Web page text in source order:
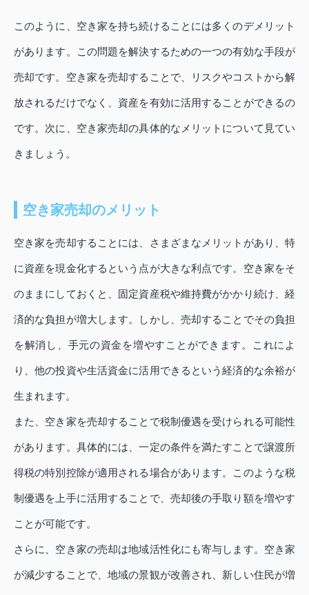
このように、空き家を持ち続けることには多くのデメリット
があります。この問題を解決するための一つの有効な手段が
売却です。空き家を売却することで、リスクやコストから解
放されるだけでなく、資産を有効に活用することができるの
です。次に、空き家売却の具体的なメリットについて見てい
きましょう。
空き家売却のメリット
空き家を売却することには、さまざまなメリットがあり、特
に資産を現金化するという点が大きな利点です。空き家をそ
のままにしておくと、固定資産税や維持費がかかり続け、経
済的な負担が増大します。しかし、売却することでその負担
を解消し、手元の資金を増やすことができます。これによ
り、他の投資や生活資金に活用できるという経済的な余裕が
生まれます。
また、空き家を売却することで税制優遇を受けられる可能性
があります。具体的には、一定の条件を満たすことで譲渡所
得税の特別控除が適用される場合があります。このような税
制優遇を上手に活用することで、売却後の手取り額を増やす
ことが可能です。
さらに、空き家の売却は地域活性化にも寄与します。空き家
が減少することで、地域の景観が改善され、新しい住民が増